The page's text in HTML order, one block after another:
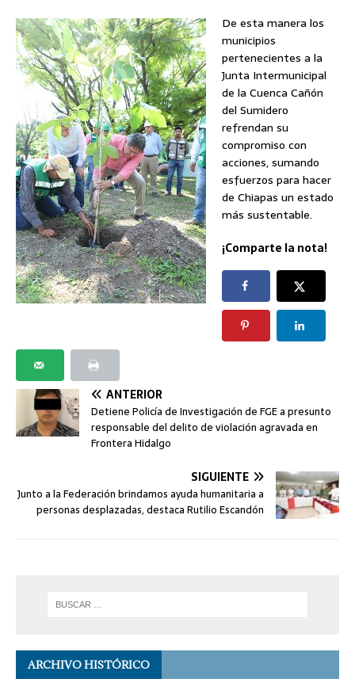
De esta manera los
municipios
pertenecientes a la
Junta Intermunicipal
de la Cuenca Cañón
del Sumidero
refrendan su
compromiso con
acciones, sumando
esfuerzos para hacer
de Chiapas un estado
más sustentable.
¡Comparte la nota!
ANTERIOR
Detiene Policía de Investigación de FGE a presunto
responsable del delito de violación agravada en
Frontera Hidalgo
SIGUIENTE
Junto a la Federación brindamos ayuda humanitaria a
personas desplazadas, destaca Rutilio Escandón
ARCHIVO HISTÓRICO